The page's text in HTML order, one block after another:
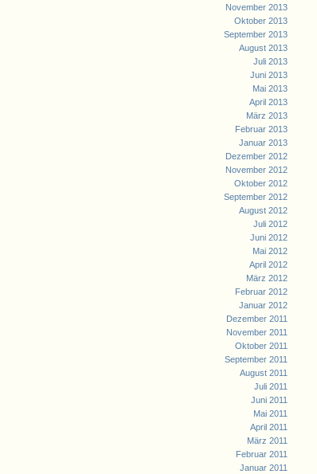
November 2013
Oktober 2013
September 2013
August 2013
Juli 2013
Juni 2013
Mai 2013
April 2013
März 2013
Februar 2013
Januar 2013
Dezember 2012
November 2012
Oktober 2012
September 2012
August 2012
Juli 2012
Juni 2012
Mai 2012
April 2012
März 2012
Februar 2012
Januar 2012
Dezember 2011
November 2011
Oktober 2011
September 2011
August 2011
Juli 2011
Juni 2011
Mai 2011
April 2011
März 2011
Februar 2011
Januar 2011